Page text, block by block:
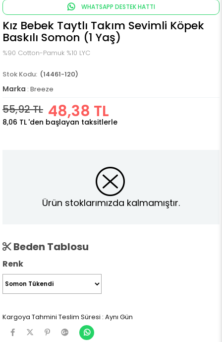
WHATSAPP DESTEK HATTI
Kız Bebek Taytlı Takım Sevimli Köpek
Baskılı Somon (1 Yaş)
%90 Cotton-Pamuk %10 LYC
(14461-120)
Marka : Breeze
55,92 TL 48,38 TL
8,06 TL 'den başlayan taksitlerle
Ürün stoklarımızda kalmamıştır.
Beden Tablosu
Renk
Kargoya Tahmini Teslim Süresi : Aynı Gün